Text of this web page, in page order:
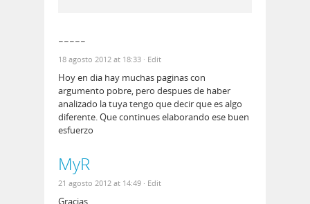
-----
18 agosto 2012 at 18:33 · Edit
Hoy en dia hay muchas paginas con
argumento pobre, pero despues de haber
analizado la tuya tengo que decir que es algo
diferente. Que continues elaborando ese buen
esfuerzo
MyR
21 agosto 2012 at 14:49 · Edit
Gracias